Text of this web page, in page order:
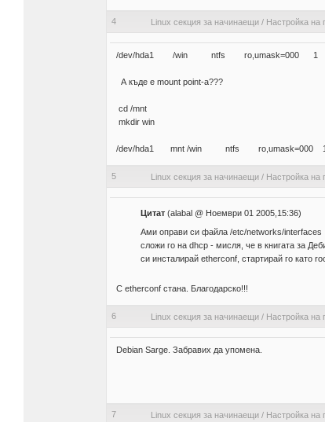
4 Linux секция за начинаещи / Настройка на
/dev/hda1 /win ntfs ro,umask=000 1
А къде е mount point-a???
cd /mnt
mkdir win
/dev/hda1 mnt /win ntfs ro,umask=000
5 Linux секция за начинаещи / Настройка на
Цитат (alabal @ Ноември 01 2005,15:36)
Ами оправи си файла /etc/networks/interfaces
сложи го на dhcp - мисля, че в книгата за
си инсталирай etherconf, стартирай го като
C etherconf стана. Благодарско!!!
6 Linux секция за начинаещи / Настройка на
Debian Sarge. Забравих да упомена.
7 Linux секция за начинаещи / Настройка на